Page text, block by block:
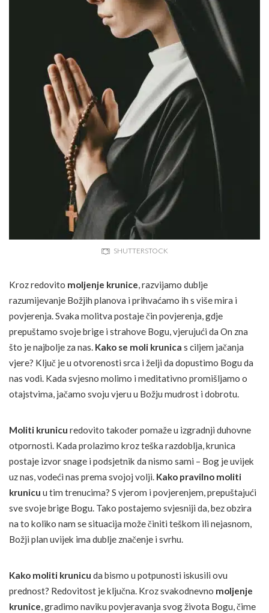
SHUTTERSTOCK
Kroz redovito moljenje krunice, razvijamo dublje
razumijevanje Božjih planova i prihvaćamo ih s više mira i
povjerenja. Svaka molitva postaje čin povjerenja, gdje
prepuštamo svoje brige i strahove Bogu, vjerujući da On zna
što je najbolje za nas. Kako se moli krunica s ciljem jačanja
vjere? Ključ je u otvorenosti srca i želji da dopustimo Bogu da
nas vodi. Kada svjesno molimo i meditativno promišljamo o
otajstvima, jačamo svoju vjeru u Božju mudrost i dobrotu.
Moliti krunicu redovito također pomaže u izgradnji duhovne
otpornosti. Kada prolazimo kroz teška razdoblja, krunica
postaje izvor snage i podsjetnik da nismo sami – Bog je uvijek
uz nas, vodeći nas prema svojoj volji. Kako pravilno moliti
krunicu u tim trenucima? S vjerom i povjerenjem, prepuštajući
sve svoje brige Bogu. Tako postajemo svjesniji da, bez obzira
na to koliko nam se situacija može činiti teškom ili nejasnom,
Božji plan uvijek ima dublje značenje i svrhu.
Kako moliti krunicu da bismo u potpunosti iskusili ovu
prednost? Redovitost je ključna. Kroz svakodnevno moljenje
krunice, gradimo naviku povjeravanja svog života Bogu, čime